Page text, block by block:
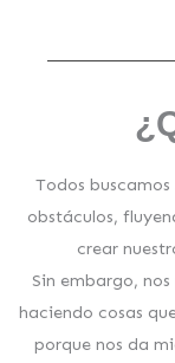
Todos
obstáculos,
crear
Sin embargo,
haciendo cosas
porque nos da